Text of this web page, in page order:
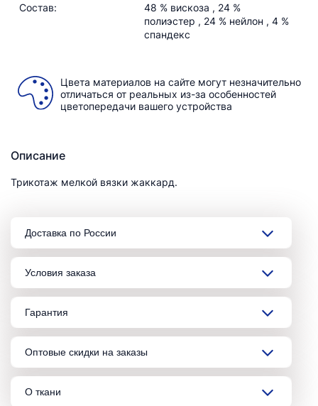
Состав:
48 % вискоза , 24 %
полиэстер , 24 % нейлон , 4 %
спандекс
Цвета материалов на сайте могут незначительно
отличаться от реальных из-за особенностей
цветопередачи вашего устройства
Описание
Трикотаж мелкой вязки жаккард.
Доставка по России
Условия заказа
Гарантия
Оптовые скидки на заказы
О ткани